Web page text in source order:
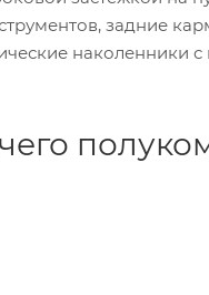
задние
наколенники